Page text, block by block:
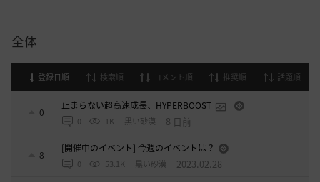
全体
登録日順 検索順 コメント順 推奨順 話題順
0
止まらない超高速成長、HYPERBOOST
0 1K 黒い砂漠 8 日前
8
[開催中のイベント] 今週のイベントは？
0 53.1K 黒い砂漠 2023.02.28